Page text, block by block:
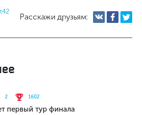
Расскажи друзьям:
2 1602
первый тур финала